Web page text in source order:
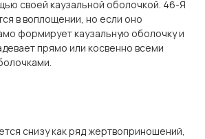
своей каузальной оболочкой. 46-Я
в воплощении, но если оно
формирует каузальную оболочку и
прямо или косвенно всеми
снизу как ряд жертвоприношений,